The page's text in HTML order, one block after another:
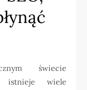
świecie
istnieje wiele